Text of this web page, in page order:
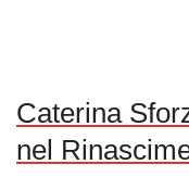
Caterina
nel